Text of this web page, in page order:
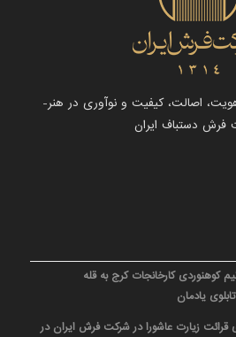
اصالت، کیفیت و نوآوری در هنر-
فرش دستباف ایران
کوهنوردی کارخانجات کرج به قله
یادمان
قرائت زیارت عاشورا در شرکت فرش ایران در